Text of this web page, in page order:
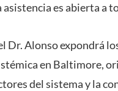
asistencia es abierta
Dr. Alonso expondrá
en Baltimore,
del sistema y la